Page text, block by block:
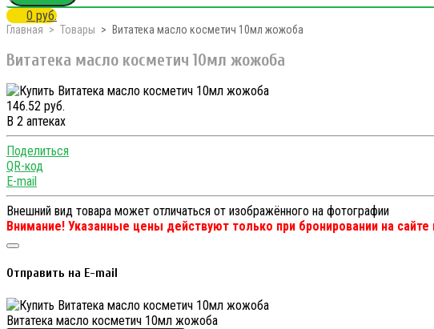
0 руб.
Главная Товары Витатека масло косметич 10мл жожоба
Витатека масло косметич 10мл жожоба
146.52 руб.
В 2 аптеках
Поделиться
QR-код
E-mail
Внешний вид товара может отличаться от изображённого на фотографии
Внимание! Указанные цены действуют только при бронировании на
Отправить на E-mail
Витатека масло косметич 10мл жожоба